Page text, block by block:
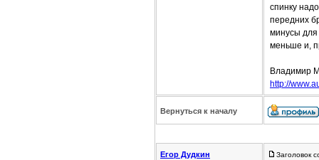
спинку
передних
минусы для
меньше и,
Владимир
http://
Вернуться к началу
Егор Дудкин
Заголовок